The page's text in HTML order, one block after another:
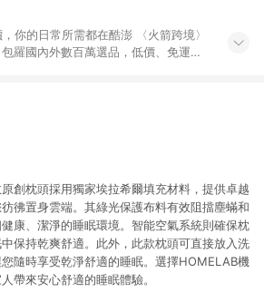
你的日常所需都在酷澎 〈火箭跨境〉
包羅國內外數百萬選品，低價、免運，
，火箭速配、火箭跨境優質選品不限金
創枕頭採用獨家埃拉希爾填充材料，提供卓越
彿置身雲端。其綠光保護布料有效阻擋塵蟎和
康、潔淨的睡眠環境。智能空氣系統則確保枕
保持乾爽舒適。此外，此款枕頭可直接放入洗
隨時享受乾淨舒適的睡眠。選擇HOMELAB機
帶來安心舒適的睡眠體驗。